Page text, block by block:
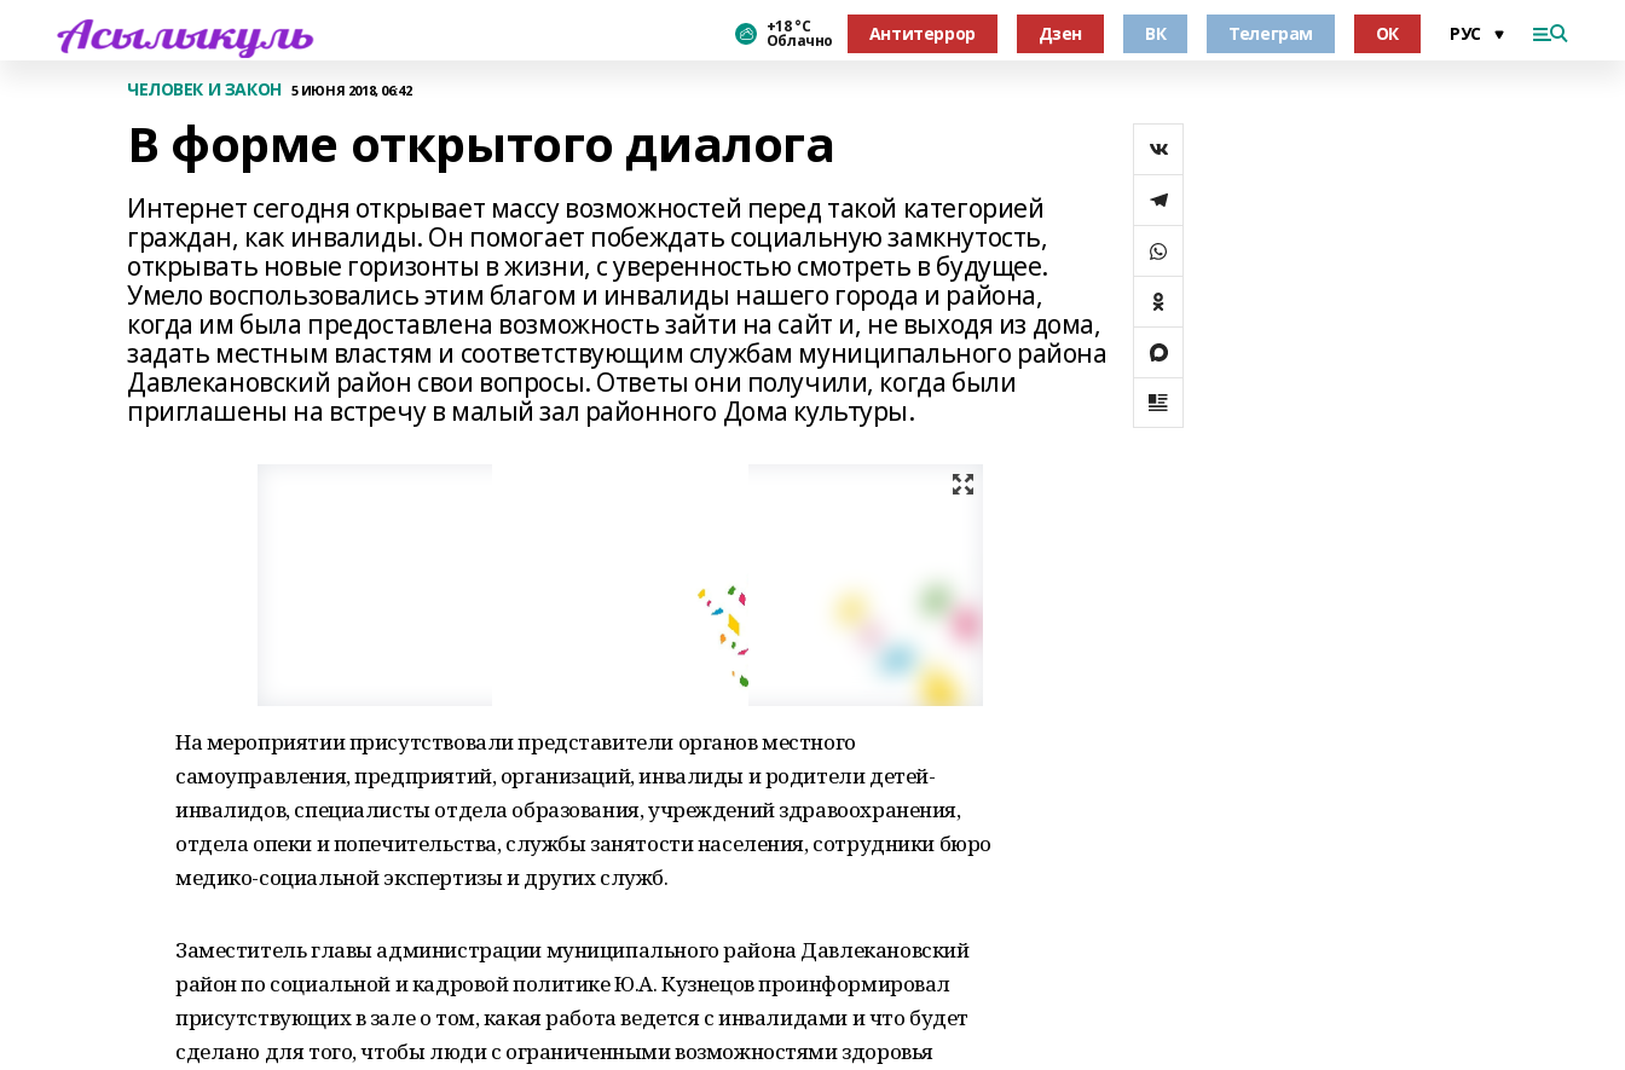
+18 °С
Облачно Антитеррор Дзен ВК Телеграм ОК
ЧЕЛОВЕК И ЗАКОН 5 ИЮНЯ 2018, 06:42
В форме открытого диалога
Интернет сегодня открывает массу возможностей перед такой категорией
граждан, как инвалиды. Он помогает побеждать социальную замкнутость,
открывать новые горизонты в жизни, с уверенностью смотреть в будущее.
Умело воспользовались этим благом и инвалиды нашего города и района,
когда им была предоставлена возможность зайти на сайт и, не выходя из дома,
задать местным властям и соответствующим службам муниципального района
Давлекановский район свои вопросы. Ответы они получили, когда были
приглашены на встречу в малый зал районного Дома культуры.
На мероприятии присутствовали представители органов местного
самоуправления, предприятий, организаций, инвалиды и родители детей-
инвалидов, специалисты отдела образования, учреждений здравоохранения,
отдела опеки и попечительства, службы занятости населения, сотрудники бюро
медико-социальной экспертизы и других служб.
Заместитель главы администрации муниципального района Давлекановский
район по социальной и кадровой политике Ю.А. Кузнецов проинформировал
присутствующих в зале о том, какая работа ведется с инвалидами и что будет
сделано для того, чтобы люди с ограниченными возможностями здоровья